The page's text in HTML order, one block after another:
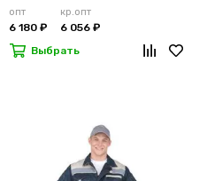
опт
6 180 ₽
кр.опт
6 056 ₽
Выбрать